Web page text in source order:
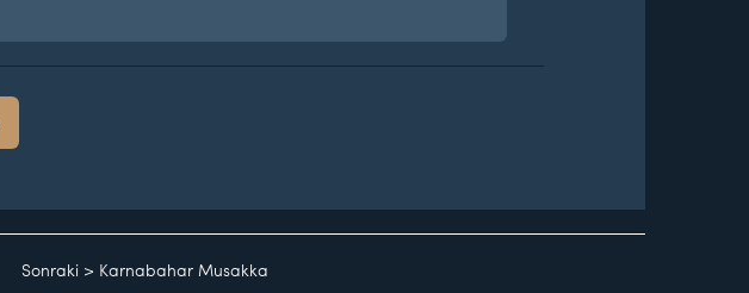
Sonraki > Karnabahar Musakka